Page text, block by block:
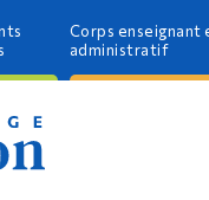
Corps enseignant
administratif